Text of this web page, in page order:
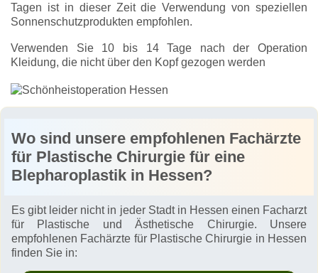
Tagen ist in dieser Zeit die Verwendung von speziellen
Sonnenschutzprodukten empfohlen.
Verwenden Sie 10 bis 14 Tage nach der Operation
Kleidung, die nicht über den Kopf gezogen werden
Wo sind unsere empfohlenen Fachärzte
für Plastische Chirurgie für eine
Blepharoplastik in Hessen?
Es gibt leider nicht in jeder Stadt in Hessen einen Facharzt
für Plastische und Ästhetische Chirurgie. Unsere
empfohlenen Fachärzte für Plastische Chirurgie in Hessen
finden Sie in: